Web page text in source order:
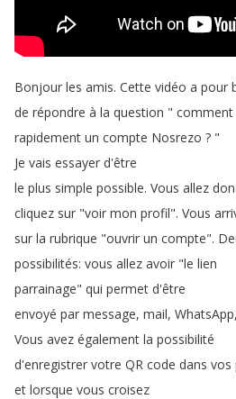
Bonjour les amis. Cette vidéo a pour
de répondre à la question " comment
rapidement un compte Nosrezo ? "
Je vais essayer d'être
le plus simple possible. Vous allez
cliquez sur "voir mon profil". Vous
sur la rubrique "ouvrir un compte".
possibilités: vous allez avoir "le lien
parrainage" qui permet d'être
envoyé par message, mail, WhatsApp,
Vous avez également la possibilité
d'enregistrer votre QR code dans vos
et lorsque vous croisez